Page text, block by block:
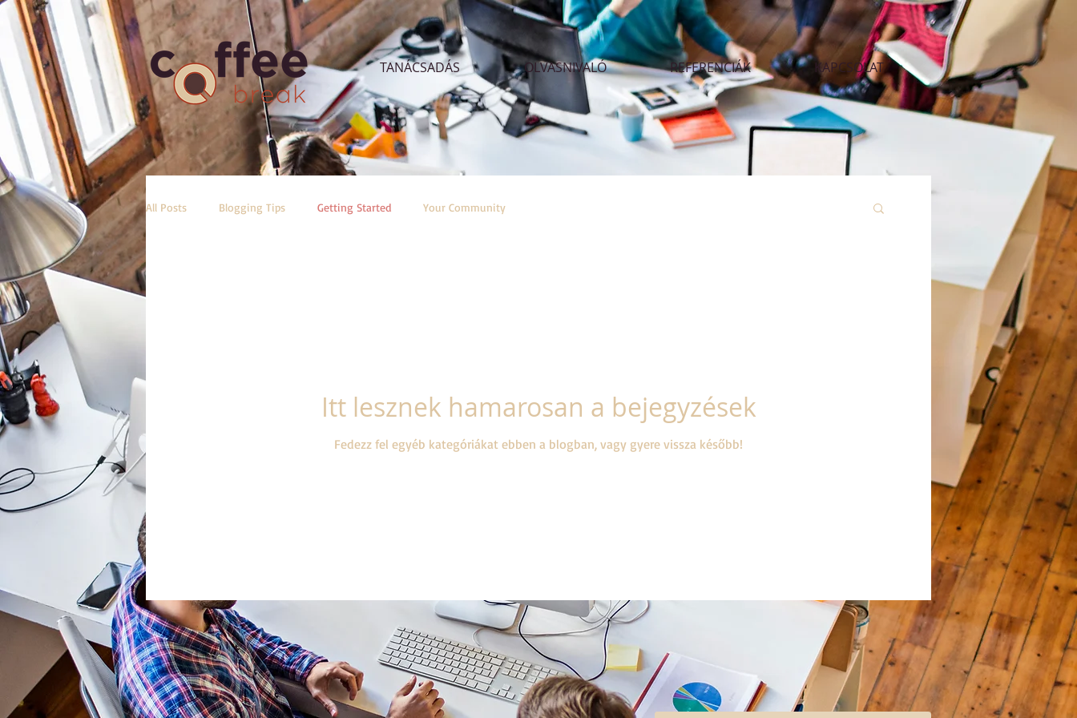
TANÁCSADÁS OLVASNIVALÓ REFERENCIÁK KAPCSOLAT
All Posts Blogging Tips Getting Started Your Community
Itt lesznek hamarosan a bejegyzések
Fedezz fel egyéb kategóriákat ebben a blogban, vagy gyere vissza később!